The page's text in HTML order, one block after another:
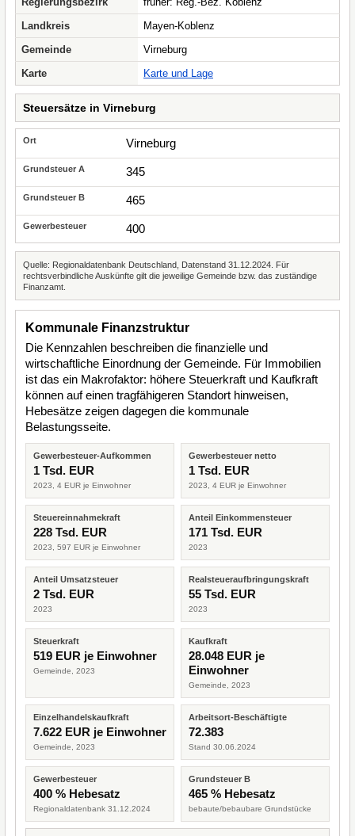
Landkreis
Mayen-Koblenz
Gemeinde
Virneburg
Karte
Karte und Lage
Steuersätze in Virneburg
Virneburg
345
465
400
Quelle: Regionaldatenbank Deutschland, Datenstand 31.12.2024. Für
rechtsverbindliche Auskünfte gilt die jeweilige Gemeinde bzw. das zuständige
Finanzamt.
Kommunale Finanzstruktur
Die Kennzahlen beschreiben die finanzielle und
wirtschaftliche Einordnung der Gemeinde. Für Immobilien
ist das ein Makrofaktor: höhere Steuerkraft und Kaufkraft
können auf einen tragfähigeren Standort hinweisen,
Hebesätze zeigen dagegen die kommunale
Belastungsseite.
Gewerbesteuer-Aufkommen
1 Tsd. EUR
2023, 4 EUR je Einwohner
Gewerbesteuer netto
1 Tsd. EUR
2023, 4 EUR je Einwohner
Steuereinnahmekraft
228 Tsd. EUR
2023, 597 EUR je Einwohner
Anteil Einkommensteuer
171 Tsd. EUR
2023
Anteil Umsatzsteuer
2 Tsd. EUR
2023
Realsteueraufbringungskraft
55 Tsd. EUR
2023
Steuerkraft
519 EUR je Einwohner
Gemeinde, 2023
Kaufkraft
28.048 EUR je
Einwohner
Gemeinde, 2023
Einzelhandelskaufkraft
7.622 EUR je Einwohner
Gemeinde, 2023
Arbeitsort-Beschäftigte
72.383
Stand 30.06.2024
Gewerbesteuer
400 % Hebesatz
Regionaldatenbank 31.12.2024
Grundsteuer B
465 % Hebesatz
bebaute/bebaubare Grundstücke